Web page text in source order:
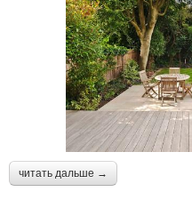
читать дальше →